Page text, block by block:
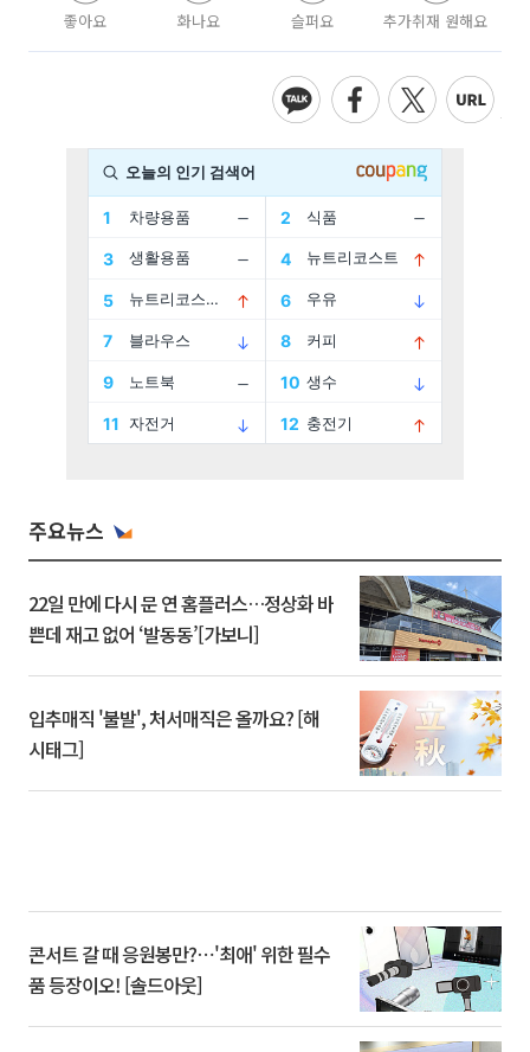
좋아요 화나요 슬퍼요 추가취재 원해요
주요뉴스
22일 만에 다시 문 연 홈플러스…정상화 바
쁜데 재고 없어 ‘발동동’[가보니]
입추매직 '불발', 처서매직은 올까요? [해
시태그]
콘서트 갈 때 응원봉만?⋯'최애' 위한 필수
품 등장이오! [솔드아웃]